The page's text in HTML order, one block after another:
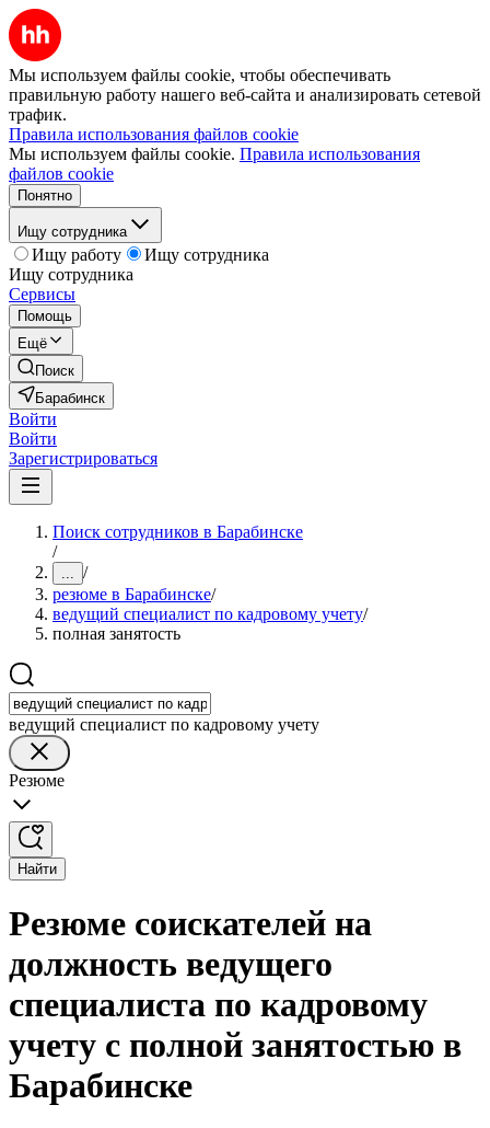
Мы используем файлы cookie, чтобы обеспечивать
правильную работу нашего веб-сайта и анализировать сетевой
трафик.
Правила использования файлов cookie
Мы используем файлы cookie. Правила использования
файлов cookie
Понятно
Ищу сотрудника
Ищу работу
Ищу сотрудника
Ищу сотрудника
Сервисы
Помощь
Ещё
Поиск
Барабинск
Войти
Войти
Зарегистрироваться
Поиск сотрудников в Барабинске
/
... /
резюме в Барабинске/
ведущий специалист по кадровому учету/
полная занятость
ведущий специалист по кадровому учету
Резюме
Найти
Резюме соискателей на
должность ведущего
специалиста по кадровому
учету с полной занятостью в
Барабинске